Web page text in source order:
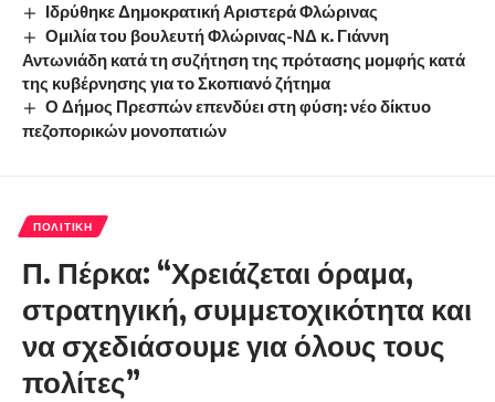
Ιδρύθηκε Δημοκρατική Αριστερά Φλώρινας
Ομιλία του βουλευτή Φλώρινας-ΝΔ κ. Γιάννη
Αντωνιάδη κατά τη συζήτηση της πρότασης μομφής κατά
της κυβέρνησης για το Σκοπιανό ζήτημα
Ο Δήμος Πρεσπών επενδύει στη φύση: νέο δίκτυο
πεζοπορικών μονοπατιών
ΠΟΛΙΤΙΚΉ
Π. Πέρκα: “Χρειάζεται όραμα,
στρατηγική, συμμετοχικότητα και
να σχεδιάσουμε για όλους τους
πολίτες”